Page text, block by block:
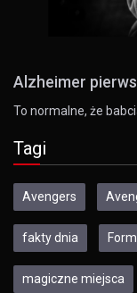
Alzheimer
To normalne, że
Tagi
Avengers
fakty dnia
magiczne miejsca